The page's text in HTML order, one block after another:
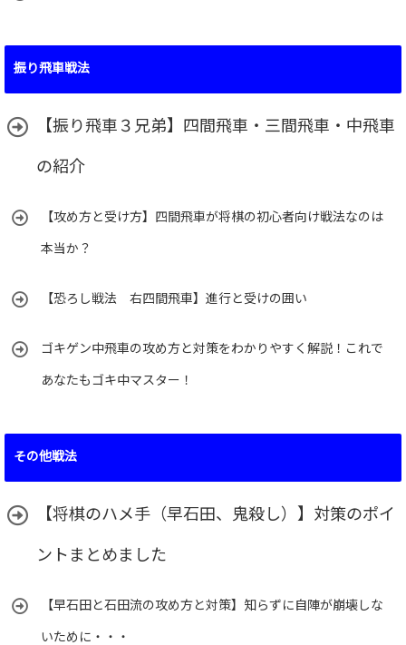
振り飛車戦法
【振り飛車３兄弟】四間飛車・三間飛車・中飛車
の紹介
【攻め方と受け方】四間飛車が将棋の初心者向け戦法なのは
本当か？
【恐ろし戦法 右四間飛車】進行と受けの囲い
ゴキゲン中飛車の攻め方と対策をわかりやすく解説！これで
あなたもゴキ中マスター！
その他戦法
【将棋のハメ手（早石田、鬼殺し）】対策のポイ
ントまとめました
【早石田と石田流の攻め方と対策】知らずに自陣が崩壊しな
いために・・・